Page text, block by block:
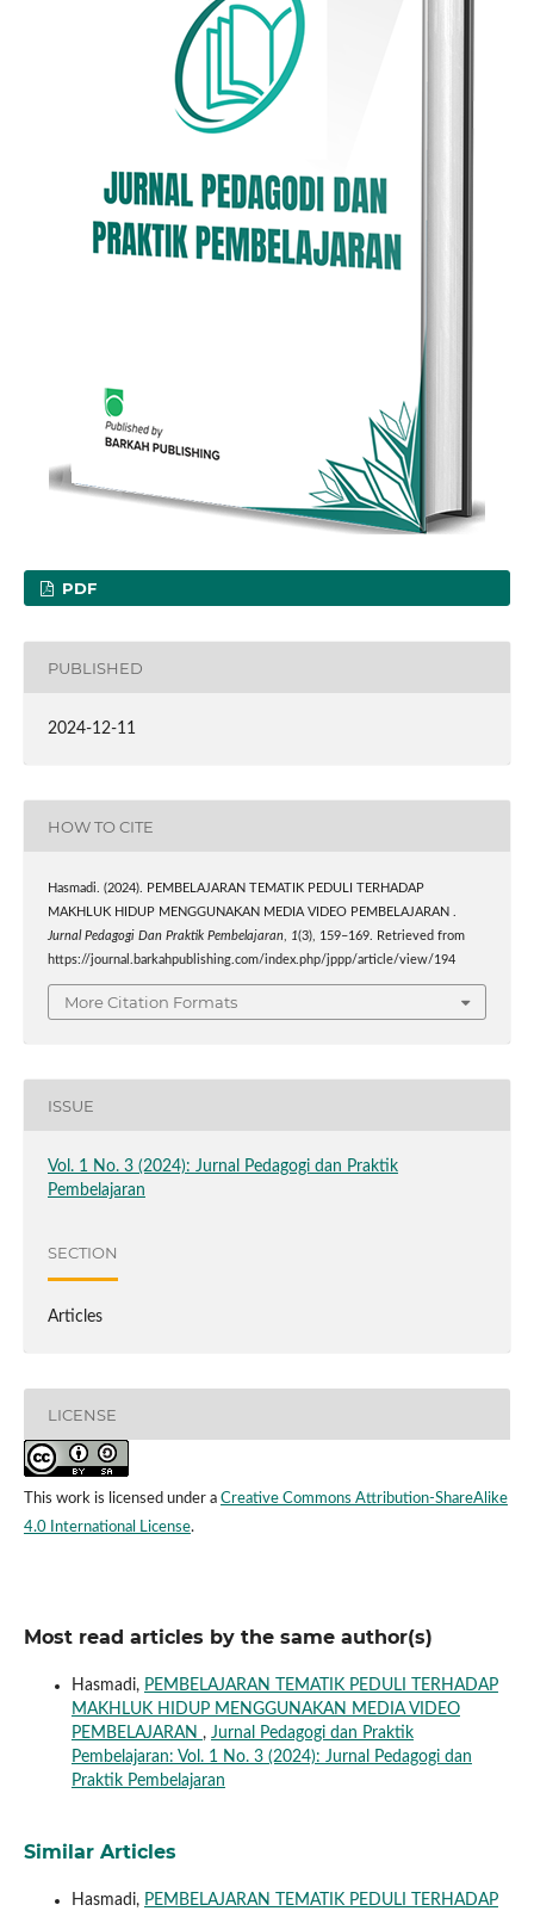
PDF
PUBLISHED
2024-12-11
HOW TO CITE
Hasmadi. (2024). PEMBELAJARAN TEMATIK PEDULI TERHADAP
MAKHLUK HIDUP MENGGUNAKAN MEDIA VIDEO PEMBELAJARAN .
Jurnal Pedagogi Dan Praktik Pembelajaran, 1(3), 159–169. Retrieved from
https://journal.barkahpublishing.com/index.php/jppp/article/view/194
More Citation Formats
ISSUE
Vol. 1 No. 3 (2024): Jurnal Pedagogi dan Praktik
Pembelajaran
SECTION
Articles
LICENSE
This work is licensed under a Creative Commons Attribution-ShareAlike
4.0 International License.
Most read articles by the same author(s)
Hasmadi, PEMBELAJARAN TEMATIK PEDULI TERHADAP
MAKHLUK HIDUP MENGGUNAKAN MEDIA VIDEO
PEMBELAJARAN , Jurnal Pedagogi dan Praktik
Pembelajaran: Vol. 1 No. 3 (2024): Jurnal Pedagogi dan
Praktik Pembelajaran
Similar Articles
Hasmadi, PEMBELAJARAN TEMATIK PEDULI TERHADAP